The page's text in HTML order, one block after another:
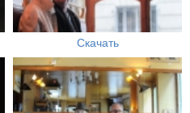
Скачать